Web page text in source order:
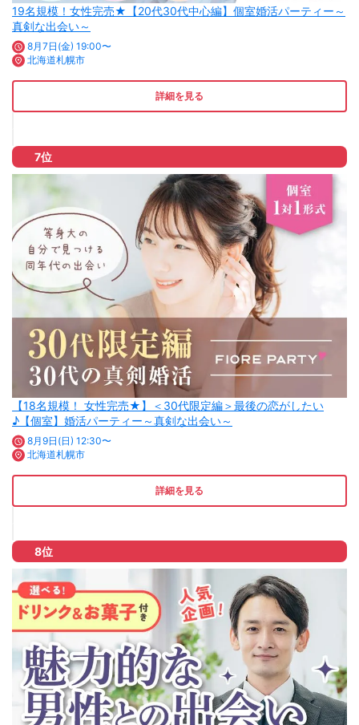
19名規模！女性完売★【20代30代中心編】個室婚活パーティー～
真剣な出会い～
8月7日(金) 19:00〜
北海道札幌市
詳細を見る
7位
【18名規模！ 女性完売★】＜30代限定編＞最後の恋がしたい
♪【個室】婚活パーティー～真剣な出会い～
8月9日(日) 12:30〜
北海道札幌市
詳細を見る
8位